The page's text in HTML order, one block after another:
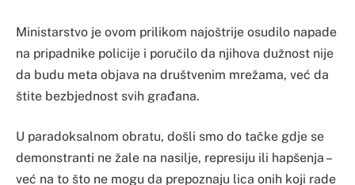
Ministarstvo je ovom prilikom najoštrije osudilo napade
na pripadnike policije i poručilo da njihova dužnost nije
da budu meta objava na društvenim mrežama, već da
štite bezbjednost svih građana.
U paradoksalnom obratu, došli smo do tačke gdje se
demonstranti ne žale na nasilje, represiju ili hapšenja –
već na to što ne mogu da prepoznaju lica onih koji rade